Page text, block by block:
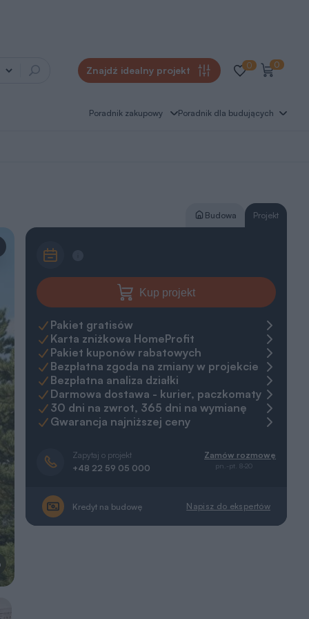
Znajdź idealny projekt 0 0
Poradnik zakupowy Poradnik dla budujących
Budowa Projekt
Kup projekt
Pakiet gratisów
Karta zniżkowa HomeProfit
Pakiet kuponów rabatowych
Bezpłatna zgoda na zmiany w projekcie
Bezpłatna analiza działki
Darmowa dostawa - kurier, paczkomaty
30 dni na zwrot, 365 dni na wymianę
Gwarancja najniższej ceny
Zapytaj o projekt
+48 22 59 05 000
Zamów rozmowę
pn.-pt. 8-20
Kredyt na budowę Napisz do ekspertów